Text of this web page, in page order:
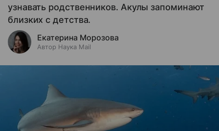
узнавать родственников. Акулы запоминают
близких с детства.
Екатерина Морозова
Автор Наука Mail